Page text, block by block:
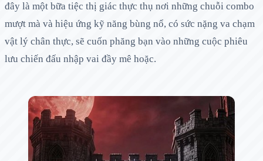
đây là một bữa tiệc thị giác thực thụ nơi những chuỗi combo
mượt mà và hiệu ứng kỹ năng bùng nổ, có sức nặng va chạm
vật lý chân thực, sẽ cuốn phăng bạn vào những cuộc phiêu
lưu chiến đấu nhập vai đầy mê hoặc.